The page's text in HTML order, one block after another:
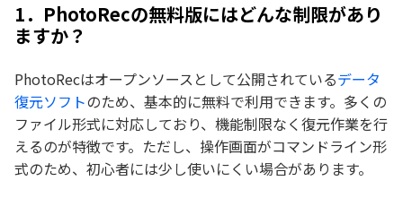
1．PhotoRecの無料版にはどんな制限があり
ますか？
PhotoRecはオープンソースとして公開されているデータ
復元ソフトのため、基本的に無料で利用できます。多くの
ファイル形式に対応しており、機能制限なく復元作業を行
えるのが特徴です。ただし、操作画面がコマンドライン形
式のため、初心者には少し使いにくい場合があります。